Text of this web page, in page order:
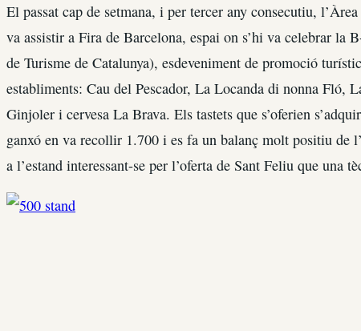
El passat cap de setmana, i per tercer any consecutiu,
va assistir a Fira de Barcelona, espai on s’hi va celebrar la
de Turisme de Catalunya), esdeveniment de promoció
establiments: Cau del Pescador, La Locanda di nonna Fló,
Ginjoler i cervesa La Brava. Els tastets que s’oferien
ganxó en va recollir 1.700 i es fa un balanç molt positiu de
a l’estand interessant-se per l’oferta de Sant Feliu que una